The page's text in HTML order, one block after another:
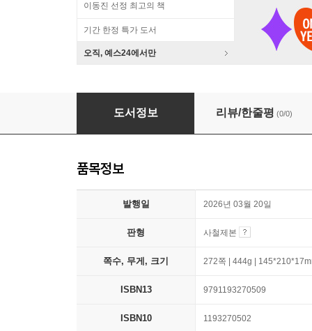
이동진 선정 최고의 책
기간 한정 특가 도서
오직, 예스24에서만
훈민정음 해례본 낱말 날적이
도서정보 리뷰/한줄평 (0/0)
품목정보
발행일 2026년 03월 20일
판형 사철제본
쪽수, 무게, 크기 272쪽 | 444g |
ISBN13 9791193270509
ISBN10 1193270502